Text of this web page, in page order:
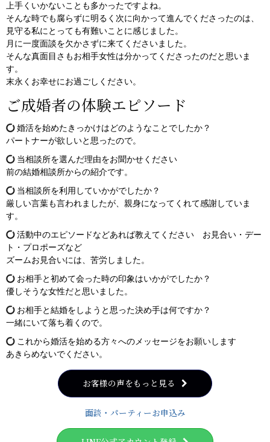
上手くいかないことも多かったですよね。
そんな時でも腐らずに明るく次に向かって進んでくださったのは、
見守る私にとっても有難いことに感じました。
月に一度面談を欠かさずに来てくださいました。
そんな真面目さもお相手女性は分かってくださったのだと思いま
す。
末永くお幸せにお過ごしください。
ご成婚者の体験エピソード
婚活を始めたきっかけはどのようなことでしたか？
パートナーが欲しいと思ったので。
当相談所を選んだ理由をお聞かせください
前の結婚相談所からの紹介です。
当相談所を利用していかがでしたか？
厳しい言葉も言われましたが、親身になってくれて感謝していま
す。
活動中のエピソードなどあれば教えてください お見合い・デー
ト・プロポーズなど
ズームお見合いには、苦労しました。
お相手と初めて会った時の印象はいかがでしたか？
優しそうな女性だと思いました。
お相手と結婚をしようと思った決め手は何ですか？
一緒にいて落ち着くので。
これから婚活を始める方々へのメッセージをお願いします
あきらめないでください。
お客様の声をもっと見る
面談・パーティーお申込み